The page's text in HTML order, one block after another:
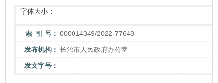
字体大小：
索 引 号： 000014349/2022-77648
发布机构： 长治市人民政府办公室
发文字号：